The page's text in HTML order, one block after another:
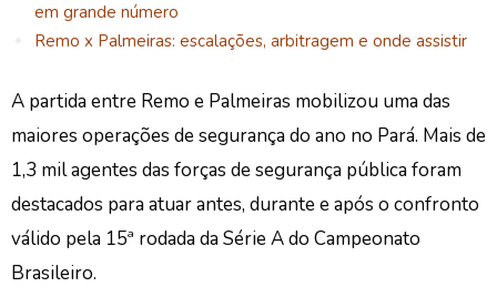
em grande número
Remo x Palmeiras: escalações, arbitragem e onde assistir
A partida entre Remo e Palmeiras mobilizou uma das
maiores operações de segurança do ano no Pará. Mais de
1,3 mil agentes das forças de segurança pública foram
destacados para atuar antes, durante e após o confronto
válido pela 15ª rodada da Série A do Campeonato
Brasileiro.